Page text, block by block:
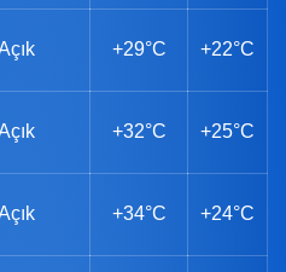
+29°C +22°C
+32°C +25°C
+34°C +24°C